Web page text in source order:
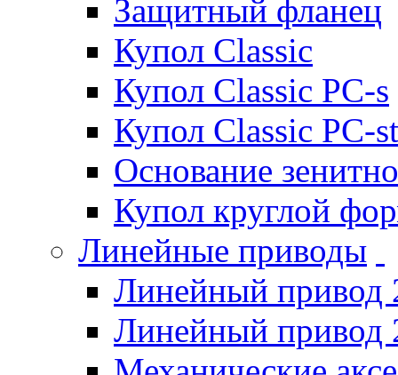
Защитный фланец
Купол Classic
Купол Classic PC-s
Купол Classic PC-st
Основание
Купол круглой
Линейные приводы
Линейный привод
Линейный привод